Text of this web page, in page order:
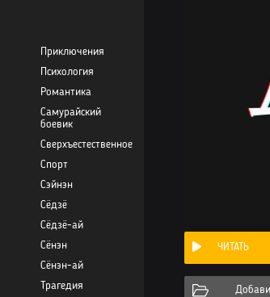
ЧИТАТЬ
Приключения
Психология
Романтика
Самурайский
боевик
Сверхъестественное
Спорт
Сэйнэн
Сёдзё
Сёдзё-ай
Сёнэн
Сёнэн-ай
Трагедия